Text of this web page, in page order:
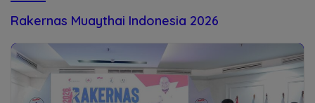
Rakernas Muaythai Indonesia 2026